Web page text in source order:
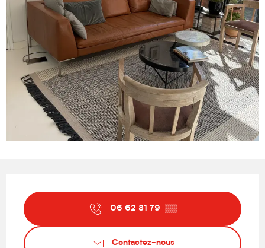
06 62 81 79 ▒▒
Contactez-nous